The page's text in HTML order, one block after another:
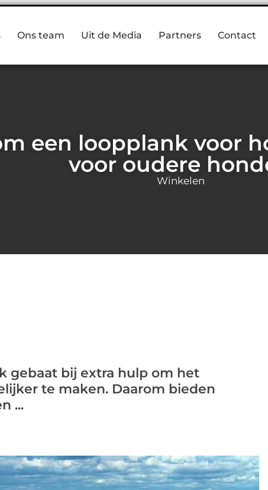
Ons team Uit de Media Partners Contact
een loopplank voor
voor oudere
Winkelen
gebaat bij extra hulp om het
te maken. Daarom bieden
...